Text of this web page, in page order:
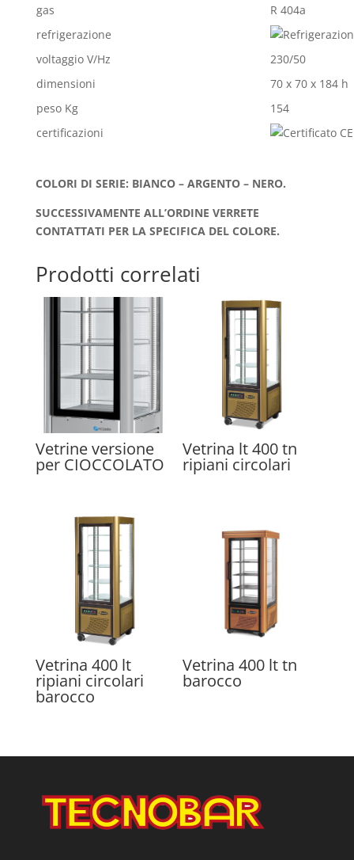
gas
R 404a
refrigerazione
voltaggio V/Hz
230/50
dimensioni
70 x 70 x 184 h
peso Kg
154
certificazioni
COLORI DI SERIE: BIANCO – ARGENTO – NERO.
SUCCESSIVAMENTE ALL’ORDINE VERRETE
CONTATTATI PER LA SPECIFICA DEL COLORE.
Prodotti correlati
Vetrine versione
per CIOCCOLATO
Vetrina lt 400 tn
ripiani circolari
Vetrina 400 lt
ripiani circolari
barocco
Vetrina 400 lt tn
barocco